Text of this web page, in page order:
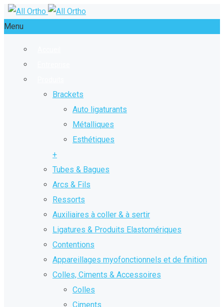
Menu
Brackets
Auto ligaturants
Métalliques
Esthétiques
+
Tubes & Bagues
Arcs & Fils
Ressorts
Auxiliaires à coller & à sertir
Ligatures & Produits Elastomériques
Contentions
Appareillages myofonctionnels et de finition
Colles, Ciments & Accessoires
Colles
Ciments